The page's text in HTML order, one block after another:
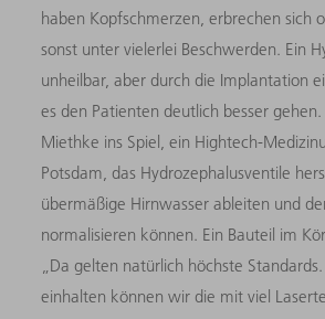
haben Kopfschmerzen, erbrechen sich
sonst unter vielerlei Beschwerden. Ein
unheilbar, aber durch die Implantation
es den Patienten deutlich besser
Miethke ins Spiel, ein Hightech-
Potsdam, das Hydrozephalusventile
übermäßige Hirnwasser ableiten und
normalisieren können. Ein Bauteil im
„Da gelten natürlich höchste
einhalten können wir die mit viel